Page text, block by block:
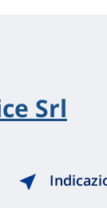
Srl